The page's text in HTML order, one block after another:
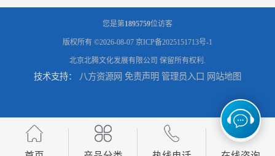
您是第1895759位访客
版权所有 ©2026-08-07 京ICP备2025151713号-1
北京北腾文化发展有限公司 保留所有权利.
技术支持： 八方资源网 免责声明 管理员入口 网站地图